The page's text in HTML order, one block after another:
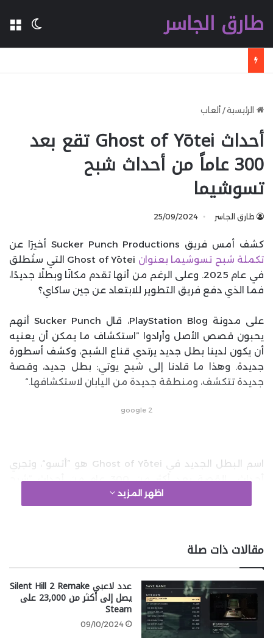
طارق الجاسر
الرئيسية/ ألعاب
أحداث Ghost of Yōtei تقع بعد
300 عاماً من أحداث شبح
تسوشيما
طارق الجاسر 25/09/2024
كشف أمس فريق Sucker Punch Productions أخيرًا عن
تكملة شبح تسوشيما بعنوان
Ghost of Yōtei التي ستُطلق
في عام 2025. وعلى الرغم من أنها تقدم مكانًا وبطلًا جديدًا،
فما الذي دفع فريق التطوير للابتعاد عن جين ساكاي؟
على مدونة PlayStation Blog، قال Sucker Punch أنهم
يحبون قصص الأصل وأرادوا ”استكشاف ما يمكن أن يعنيه
أن يكون لدينا بطل جديد يرتدي قناع الشبح، وكشف أسطورة
جديدة. وهذا ما قادنا إلى شبح يوتي: بطل جديد، وقصة
جديدة تتكشف، ومنطقة جديدة من اليابان لاستكشافها.“
google 2
اسم البطل الجديد في Ghost of Yōtei هو ”أتسو“، وتجري
أحداث القصة بعد أكثر من 300 عام من أحداث ”شبح
ستصبح فيما بعد هوكايدو حيث يقع جبل يوتي الذي يعتبر
خارج حكم اليابان، فقد يكون هناك المزيد من الفوضى أكثر
مما هو متوقع، خاصة مع إشارة ”ساكر بانش“ إلى أنها
”بعيدة كل البعد عن عشائر الساموراي المنظمة التي كانت
تعيش في تسوشيما“.
كنا قد تحدثنا في مقال سابق عن
اظهر المزيد
مقالات ذات صلة
عدد لاعبي Silent Hill 2 Remake
يصل إلى أكثر من 23,000 على
Steam
09/10/2024